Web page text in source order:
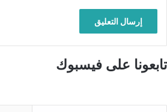
تابعونا على فيسبوك